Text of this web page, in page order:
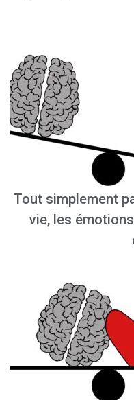
Tout simplement
vie, les